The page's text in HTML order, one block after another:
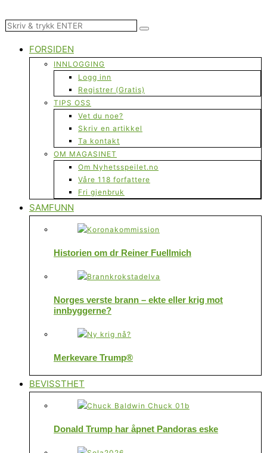
FORSIDEN
INNLOGGING
Logg inn
Registrer (Gratis)
TIPS OSS
Vet du noe?
Skriv en artikkel
Ta kontakt
OM MAGASINET
Om Nyhetsspeilet.no
Våre 118 forfattere
Fri gjenbruk
SAMFUNN
Historien om dr Reiner Fuellmich
Norges verste brann – ekte eller krig mot
innbyggerne?
Merkevare Trump®
BEVISSTHET
Donald Trump har åpnet Pandoras eske